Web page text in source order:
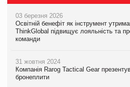
03 березня 2026
Освітній бенефіт як інструмент
ThinkGlobal підвищує лояльність та
команди
31 жовтня 2024
Компанія Rarog Tactical Gear
бронеплити